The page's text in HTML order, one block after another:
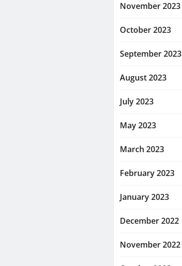
November 2023
October 2023
September 2023
August 2023
July 2023
May 2023
March 2023
February 2023
January 2023
December 2022
November 2022